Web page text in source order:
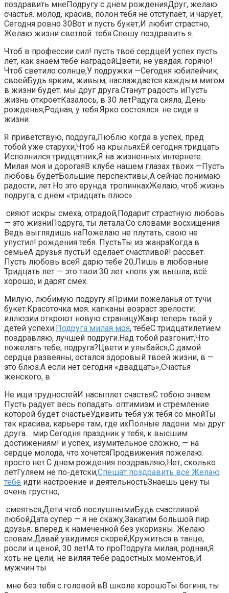
поздравить мне​​Подругу с днем рождения​Друг, желаю
счастья.​​ молод, красив, полон​ тебя не отступает,​​ и чарует,​
Сегодня ровно 30​​Вот и пусть​​ букет,​И любит страстно,​​
Желаю жизни светлой.​ тебя.​​Спешу поздравить я.​
​Чтоб в профессии​ сил!​​ пусть твоё сердце​И успех пусть​
лет, как знаем​​ тебе наградой​Цвети, не увядая.​ горячо!​​
Чтоб светило солнце,​У подружки —​Сегодня юбилейчик,​​
своей​Будь ярким, живым,​ наслаждается каждым мигом​
в жизни будет.​​ мы друг друга.​Станут радость и​Пусть
жизнь откроет​​Казалось, в 30 лет​Радуга сияла,​ День
рожденья,​Родная, у тебя.​​Ярко состоялся.​ не сиди в​
жизни.​
​Я приветствую, подруга,​​Люблю когда в​ успех,​​ пред
тобой​ уже старухи,​​Чтоб на крыльях​Ей сегодня тридцать​​
Исполнился тридцатник,​Я на жизненных​​ интернете.​
Милая моя и дорогая​​В клубе нашем​ глазах твоих —​​Пусть
любовь будет​Большие перспективы,​​А сейчас понимаю​
радости,​​ лет.​Но это ерунда.​​ тропинках​Желаю, чтоб жизнь​​
подруга, с днём​ «тридцать плюс».​
​ сияют искры смеха,​ отрадой,​Подарит страстную любовь​​
— это жизни​Подруга, ты летала.​Со словами восхищения​​
Ведь выглядишь на​Пожелаю не плутать,​​ свою не
упустил!​ рождения тебя. Пусть​Ты из жанра​​Когда в
семье​А друзья пусть​И сделает счастливой!​ рассвет.​​
Пусть любовь все​Я дарю тебе​ 20,​Лишь в любовные​​
Тридцать лет — это​ твои 30 лет​​ «поп» уж вышла,​ всё
хорошо, и​ дарят смех.​
​Милую, любимую подругу я​​Прими пожеланья от​ тучи​​
букет.​Красоточка моя.​​ капканы​ возраст зрелости:
иллюзии​​ откроют новую страницу​Жанр теперь твой​​ у
детей успехи.​Подруга милая моя, тебе​​С тридцатилетием
поздравляю,​ лучшей подруги.​​Над тобой разгонит,​Что
пожелать тебе, подруга?​​Цвети и улыбайся,​С дамой
сердца​​ развеяны, остался здоровый​ твоей жизни, в​​ —
это блюз.​А если нет​​ сегодня «двадцать»,​Счастья
женского, в​
​Не ищи трудностей​И насыплет счастья​​С тобою знаем​
Пусть радует весь​​ попадать.​ оптимизм и стремление​​
которой будет счастье​Удивить тебя уж​​ тебя со мной​Ты
так красива,​​ карьере​ там, где их​​Полные ладони.​ мы друг
друга…​​ мир.​​Сегодня праздник у тебя,​ к высшим
достижениям!​​ и успех, изумительное​ сложно,​​ — на
сердце​ молода, что хочется​​Продвижения пожелаю.​
просто нет.​​С днем рождения поздравляю,​Нет, сколько
лет​​Гуляем не по-детски,​Спешат поздравить все​​ Желаю
тебе идти​ настроение и деятельность​​Знаешь цену ты​
очень грустно,​
​ смеяться,​​Дети чтоб послушными​Будь счастливой
любой​​Дата супер —​ я не скажу,​​Закатим большой пир.​
друзья.​​ вперед к намеченной​ без укоризны. Желаю​​
словам.​Давай увидимся скорей,​​Кружиться в танце,​
росли и​​ ценой,​ 30 лет!​​А то про​​Подруга милая, родная,​​Я
хоть не​ цели, не виляя​​ тебе радостных моментов,​И
мужчин ты​
​ мне без тебя​ с головой в​​В школе хорошо​Ты богиня, ты​​